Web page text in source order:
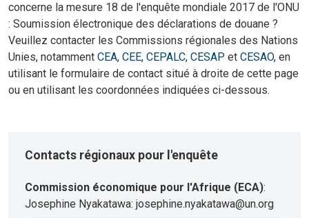
concerne la mesure 18 de l'enquête mondiale 2017 de l'ONU
: Soumission électronique des déclarations de douane ?
Veuillez contacter les Commissions régionales des Nations
Unies, notamment CEA, CEE, CEPALC, CESAP et CESAO, en
utilisant le formulaire de contact situé à droite de cette page
ou en utilisant les coordonnées indiquées ci-dessous.
Contacts régionaux pour l'enquête
Commission économique pour l'Afrique (ECA):
Josephine Nyakatawa: josephine.nyakatawa@un.org